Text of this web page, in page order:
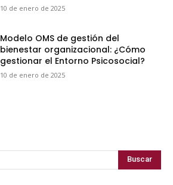
10 de enero de 2025
Modelo OMS de gestión del
bienestar organizacional: ¿Cómo
gestionar el Entorno Psicosocial?
10 de enero de 2025
Buscar